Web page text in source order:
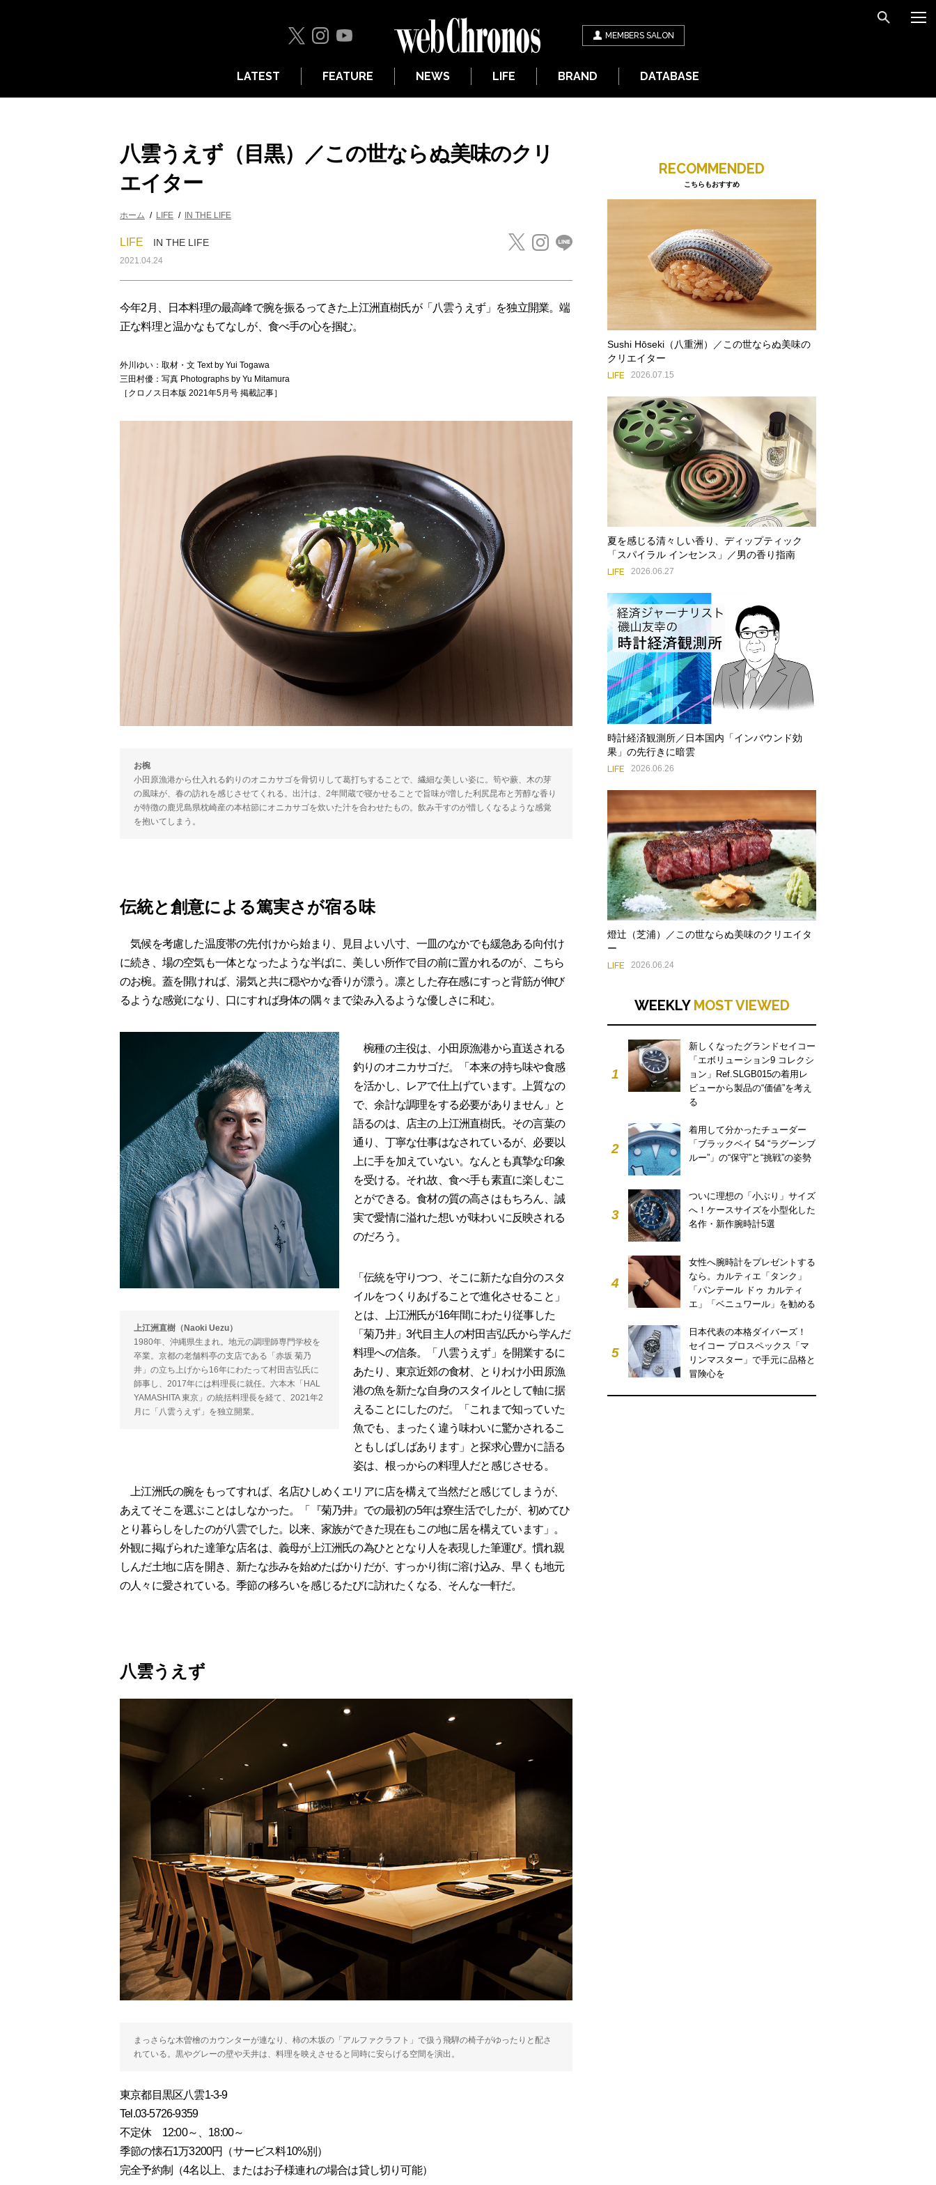
MEMBERS SALON
LATEST FEATURE NEWS LIFE BRAND DATABASE
八雲うえず（目黒）／この世ならぬ美味のクリ
エイター
ホーム LIFE IN THE LIFE
LIFE IN THE LIFE
2021.04.24
今年2月、日本料理の最高峰で腕を振るってきた上江洲直樹氏が「八雲うえず」を独立開業。端
正な料理と温かなもてなしが、食べ手の心を掴む。
外川ゆい：取材・文 Text by Yui Togawa
三田村優：写真 Photographs by Yu Mitamura
［クロノス日本版 2021年5月号 掲載記事］
お椀
小田原漁港から仕入れる釣りのオニカサゴを骨切りして葛打ちすることで、繊細な美しい姿に。筍や蕨、木の芽
の風味が、春の訪れを感じさせてくれる。出汁は、2年間蔵で寝かせることで旨味が増した利尻昆布と芳醇な香り
が特徴の鹿児島県枕崎産の本枯節にオニカサゴを炊いた汁を合わせたもの。飲み干すのが惜しくなるような感覚
を抱いてしまう。
伝統と創意による篤実さが宿る味
気候を考慮した温度帯の先付けから始まり、見目よい八寸、一皿のなかでも緩急ある向付け
に続き、場の空気も一体となったような半ばに、美しい所作で目の前に置かれるのが、こちら
のお椀。蓋を開ければ、湯気と共に穏やかな香りが漂う。凛とした存在感にすっと背筋が伸び
るような感覚になり、口にすれば身体の隅々まで染み入るような優しさに和む。
上江洲直樹（Naoki Uezu）
1980年、沖縄県生まれ。地元の調理師専門学校を
卒業。京都の老舗料亭の支店である「赤坂 菊乃
井」の立ち上げから16年にわたって村田吉弘氏に
師事し、2017年には料理長に就任。六本木「HAL
YAMASHITA 東京」の統括料理長を経て、2021年2
月に「八雲うえず」を独立開業。
椀種の主役は、小田原漁港から直送される
釣りのオニカサゴだ。「本来の持ち味や食感
を活かし、レアで仕上げています。上質なの
で、余計な調理をする必要がありません」と
語るのは、店主の上江洲直樹氏。その言葉の
通り、丁寧な仕事はなされているが、必要以
上に手を加えていない。なんとも真摯な印象
を受ける。それ故、食べ手も素直に楽しむこ
とができる。食材の質の高さはもちろん、誠
実で愛情に溢れた想いが味わいに反映される
のだろう。
「伝統を守りつつ、そこに新たな自分のスタ
イルをつくりあげることで進化させること」
とは、上江洲氏が16年間にわたり従事した
「菊乃井」3代目主人の村田吉弘氏から学んだ
料理への信条。「八雲うえず」を開業するに
あたり、東京近郊の食材、とりわけ小田原漁
港の魚を新たな自身のスタイルとして軸に据
えることにしたのだ。「これまで知っていた
魚でも、まったく違う味わいに驚かされるこ
ともしばしばあります」と探求心豊かに語る
姿は、根っからの料理人だと感じさせる。
上江洲氏の腕をもってすれば、名店ひしめくエリアに店を構えて当然だと感じてしまうが、
あえてそこを選ぶことはしなかった。「『菊乃井』での最初の5年は寮生活でしたが、初めてひ
とり暮らしをしたのが八雲でした。以来、家族ができた現在もこの地に居を構えています」。
外観に掲げられた達筆な店名は、義母が上江洲氏の為ひととなり人を表現した筆運び。慣れ親
しんだ土地に店を開き、新たな歩みを始めたばかりだが、すっかり街に溶け込み、早くも地元
の人々に愛されている。季節の移ろいを感じるたびに訪れたくなる、そんな一軒だ。
八雲うえず
まっさらな木曽檜のカウンターが連なり、柿の木坂の「アルファクラフト」で扱う飛騨の椅子がゆったりと配さ
れている。黒やグレーの壁や天井は、料理を映えさせると同時に安らげる空間を演出。
東京都目黒区八雲1-3-9
Tel.03-5726-9359
不定休 12:00～、18:00～
季節の懐石1万3200円（サービス料10%別）
完全予約制（4名以上、またはお子様連れの場合は貸し切り可能）
RECOMMENDED
こちらもおすすめ
Sushi Hōseki（八重洲）／この世ならぬ美味の
クリエイター
LIFE 2026.07.15
夏を感じる清々しい香り、ディップティック
「スパイラル インセンス」／男の香り指南
LIFE 2026.06.27
時計経済観測所／日本国内「インバウンド効
果」の先行きに暗雲
LIFE 2026.06.26
燈辻（芝浦）／この世ならぬ美味のクリエイタ
ー
LIFE 2026.06.24
WEEKLY MOST VIEWED
1
新しくなったグランドセイコー
「エボリューション9 コレクシ
ョン」Ref.SLGB015の着用レ
ビューから製品の“価値”を考え
る
2
着用して分かったチューダー
「ブラックベイ 54 “ラグーンブ
ルー”」の“保守”と“挑戦”の姿勢
3
ついに理想の「小ぶり」サイズ
へ！ケースサイズを小型化した
名作・新作腕時計5選
4
女性へ腕時計をプレゼントする
なら。カルティエ「タンク」
「パンテール ドゥ カルティ
エ」「ベニュワール」を勧める
5
日本代表の本格ダイバーズ！
セイコー プロスペックス「マ
リンマスター」で手元に品格と
冒険心を